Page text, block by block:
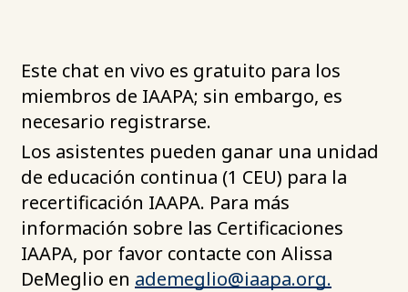
Este chat en vivo es gratuito para los
miembros de IAAPA; sin embargo, es
necesario registrarse.
Los asistentes pueden ganar una unidad
de educación continua (1 CEU) para la
recertificación IAAPA. Para más
información sobre las Certificaciones
IAAPA, por favor contacte con Alissa
DeMeglio en ademeglio@iaapa.org.